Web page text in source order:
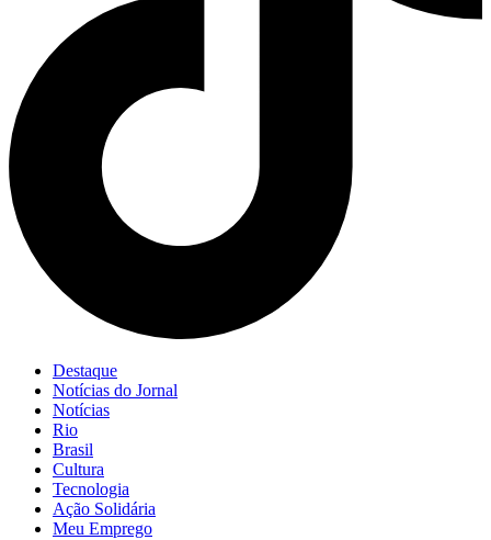
Destaque
Notícias do Jornal
Notícias
Rio
Brasil
Cultura
Tecnologia
Ação Solidária
Meu Emprego